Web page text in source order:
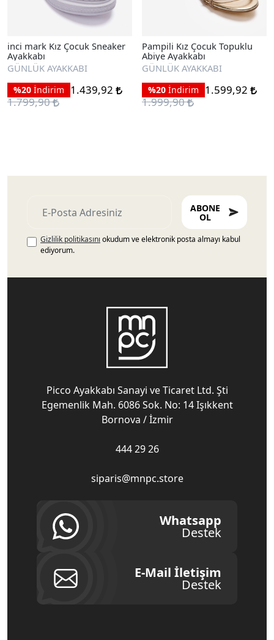
inci mark Kız Çocuk Sneaker
Ayakkabı
GÜNLÜK AYAKKABI
%20 İndirim
1.439,92
1.799,90
Pampili Kız Çocuk Topuklu
Abiye Ayakkabı
GÜNLÜK AYAKKABI
%20 İndirim
1.599,92
1.999,90
ABONE
OL
Gizlilik politikasını okudum ve elektronik posta almayı kabul
ediyorum.
Picco Ayakkabı Sanayi ve Ticaret Ltd. Şti
Egemenlik Mah. 6086 Sok. No: 14 Işıkkent
Bornova / İzmir
444 29 26
siparis@mnpc.store
Whatsapp
Destek
E-Mail İletişim
Destek